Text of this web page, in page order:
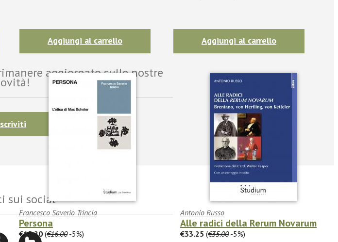
Aggiungi al carrello Aggiungi al carrello
Francesco Saverio Trincia
Persona
€15.20 (€16.00-5%)
Antonio Russo
Alle radici della Rerum Novarum
€33.25 (€35.00-5%)
aggiornato sulle nostre
sui social